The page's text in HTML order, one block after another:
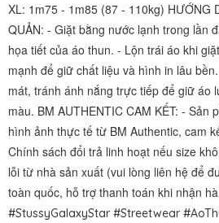
XL: 1m75 - 1m85 (87 - 110kg) HƯỚNG
QUẢN: - Giặt bằng nước lạnh trong lần
họa tiết của áo thun. - Lộn trái áo khi
mạnh để giữ chất liệu và hình in lâu
mát, tránh ánh nắng trực tiếp để giữ áo
màu. BM AUTHENTIC CAM KẾT: - Sản
hình ảnh thực tế từ BM Authentic, cam
Chính sách đổi trả linh hoạt nếu size
lỗi từ nhà sản xuất (vui lòng liên hệ để
toàn quốc, hỗ trợ thanh toán khi nhận
#StussyGalaxyStar #Streetwear